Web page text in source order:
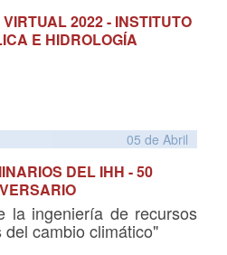
2022 - INSTITUTO
E HIDROLOGÍA
05 deAbril
DEL IHH - 50
la ingeniería de recursos
cambio climático"